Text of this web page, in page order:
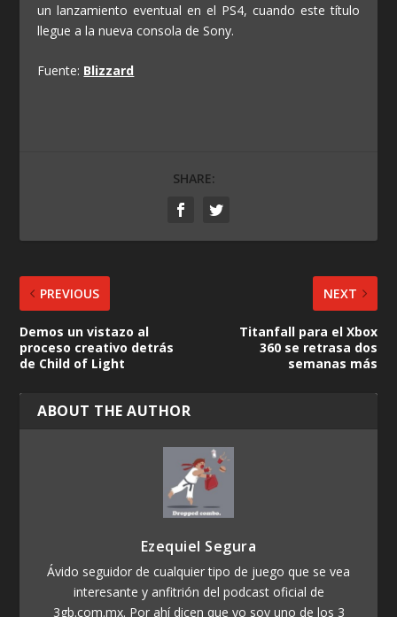
un lanzamiento eventual en el PS4, cuando este título
llegue a la nueva consola de Sony.
Fuente: Blizzard
SHARE:
PREVIOUS
Demos un vistazo al
proceso creativo detrás
de Child of Light
NEXT
Titanfall para el Xbox
360 se retrasa dos
semanas más
ABOUT THE AUTHOR
Ezequiel Segura
Ávido seguidor de cualquier tipo de juego que se vea
interesante y anfitrión del podcast oficial de
3gb.com.mx. Por ahí dicen que yo soy uno de los 3